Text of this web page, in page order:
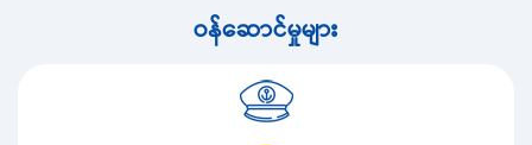
ဝန်ဆောင်မှုများ